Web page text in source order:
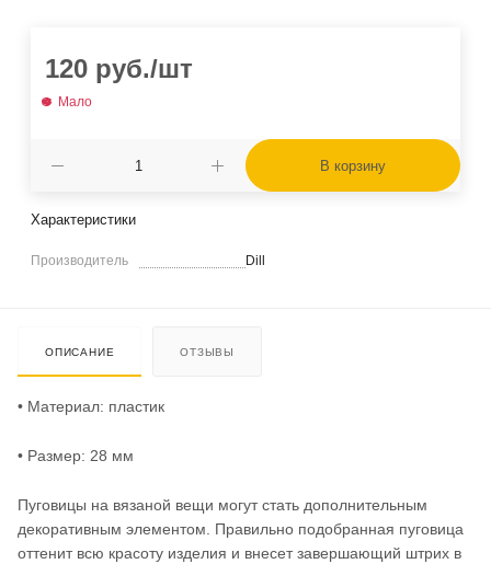
120 руб./шт
Мало
В корзину
Характеристики
Производитель Dill
ОПИСАНИЕ ОТЗЫВЫ
• Материал: пластик
• Размер: 28 мм
Пуговицы на вязаной вещи могут стать дополнительным
декоративным элементом. Правильно подобранная пуговица
оттенит всю красоту изделия и внесет завершающий штрих в